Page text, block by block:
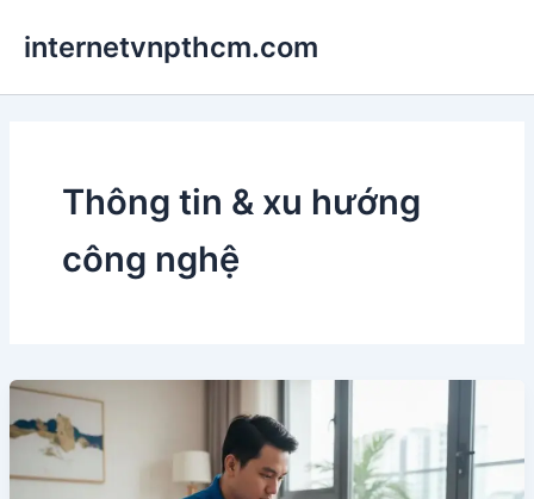
dung
internetvnpthcm.com
Thông tin & xu hướng
công nghệ